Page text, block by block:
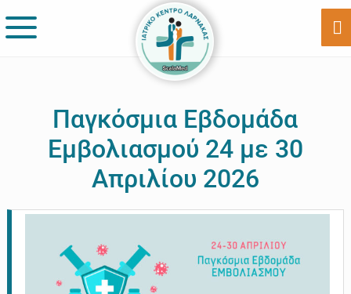
to
to
Παγκόσμια Εβδομάδα
Εμβολιασμού 24 με 30
Απριλίου 2026